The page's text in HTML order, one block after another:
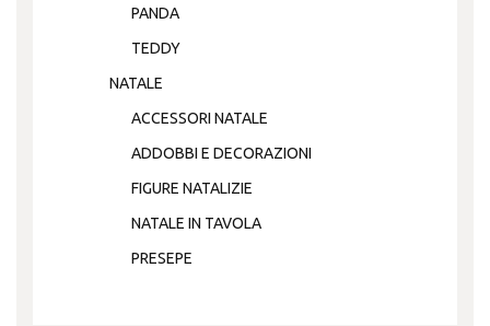
PANDA
TEDDY
NATALE
ACCESSORI NATALE
ADDOBBI E DECORAZIONI
FIGURE NATALIZIE
NATALE IN TAVOLA
PRESEPE